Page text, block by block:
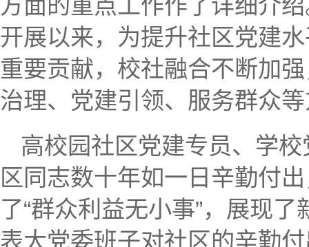
方面的重点工作作了详细介
开展以来，为提升社区党建
重要贡献，校社融合不断加
治理、党建引领、服务群众
高校园社区党建专员、学
区同志数十年如一日辛勤付
了“群众利益无小事”，展现
表大党委班子对社区的辛勤